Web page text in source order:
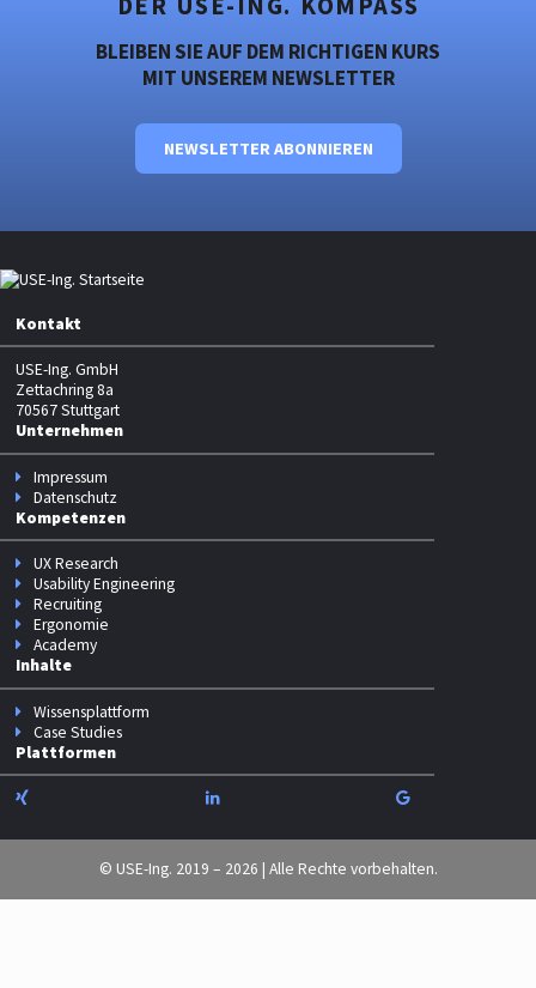
BLEIBEN SIE AUF DEM RICHTIGEN KURS
MIT UNSEREM NEWSLETTER
NEWSLETTER ABONNIEREN
Kontakt
USE-Ing. GmbH
Zettachring 8a
70567 Stuttgart
Unternehmen
Impressum
Datenschutz
Kompetenzen
UX Research
Usability Engineering
Recruiting
Ergonomie
Academy
Inhalte
Wissensplattform
Case Studies
Plattformen
© USE-Ing. 2019 – 2026 | Alle Rechte vorbehalten.